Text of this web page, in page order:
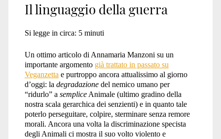
Il linguaggio della guerra
Si legge in circa: 5 minuti
Un ottimo articolo di Annamaria Manzoni su un
importante argomento già trattato in passato su
Veganzetta e purtroppo ancora attualissimo al giorno
d’oggi: la degradazionedel nemico umano per
“ridurlo” a sempliceAnimale (ultimo gradino della
nostra scala gerarchica dei senzienti) e in quanto tale
poterlo perseguitare, colpire, sterminare senza remore
morali. Ancora una volta la discriminazione specista
degli Animali ci mostra il suo volto violento e